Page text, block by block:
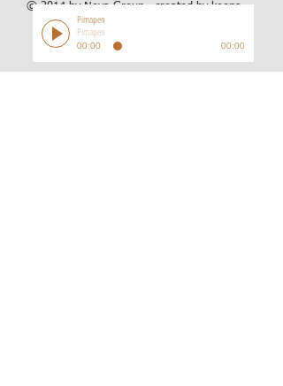
© 2014 by Neva Group. created bykeops
Pimapen
Pimapen
00:00 00:00